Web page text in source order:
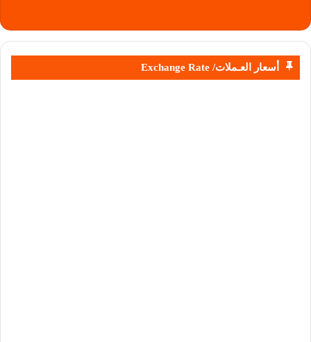
أسعار العـملات/ Exchange Rate